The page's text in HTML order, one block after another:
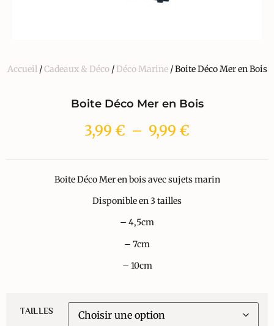
Accueil/Cadeaux & Déco/ Déco Marine/ Boite Déco Mer en Bois
Boite Déco Mer en Bois
3,99 € – 9,99 €
Boite Déco Mer en bois avec sujets marin
Disponible en 3 tailles
– 4,5cm
– 7cm
– 10cm
TAILLES